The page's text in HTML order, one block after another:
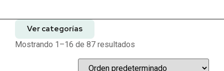
Ver categorías
Mostrando 1–16 de 87 resultados